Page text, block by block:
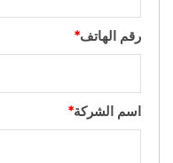
رقم الهاتف*
اسم الشركة*